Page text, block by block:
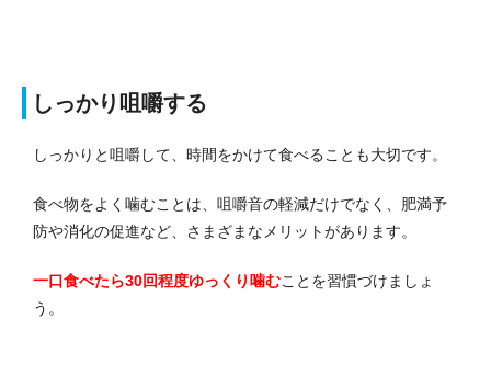
しっかり咀嚼する
しっかりと咀嚼して、時間をかけて食べることも大切です。
食べ物をよく噛むことは、咀嚼音の軽減だけでなく、肥満予
防や消化の促進など、さまざまなメリットがあります。
一口食べたら30回程度ゆっくり噛むことを習慣づけましょ
う。